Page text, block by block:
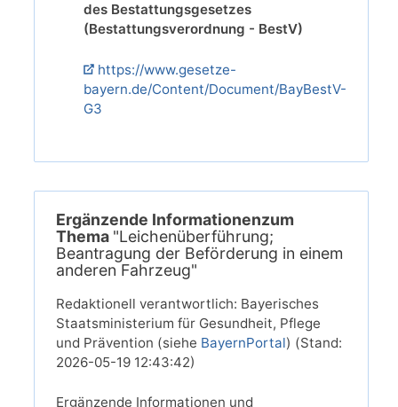
des Bestattungsgesetzes
(Bestattungsverordnung - BestV)
https://www.gesetze-
bayern.de/Content/Document/BayBestV-
G3
Ergänzende Informationenzum
Thema "Leichenüberführung;
Beantragung der Beförderung in einem
anderen Fahrzeug"
Redaktionell verantwortlich: Bayerisches
Staatsministerium für Gesundheit, Pflege
und Prävention (siehe BayernPortal) (Stand:
2026-05-19 12:43:42)
Ergänzende Informationen und